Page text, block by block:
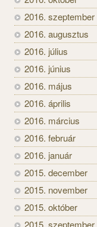
2016. szeptember
2016. augusztus
2016. július
2016. június
2016. május
2016. április
2016. március
2016. február
2016. január
2015. december
2015. november
2015. október
2015. szeptember